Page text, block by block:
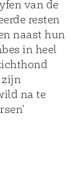
van de
resten
naast hun
in heel
zijn
na te